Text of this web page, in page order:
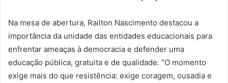
Na mesa de abertura, Railton Nascimento destacou a
importância da unidade das entidades educacionais para
enfrentar ameaças à democracia e defender uma
educação pública, gratuita e de qualidade. “O momento
exige mais do que resistência: exige coragem, ousadia e